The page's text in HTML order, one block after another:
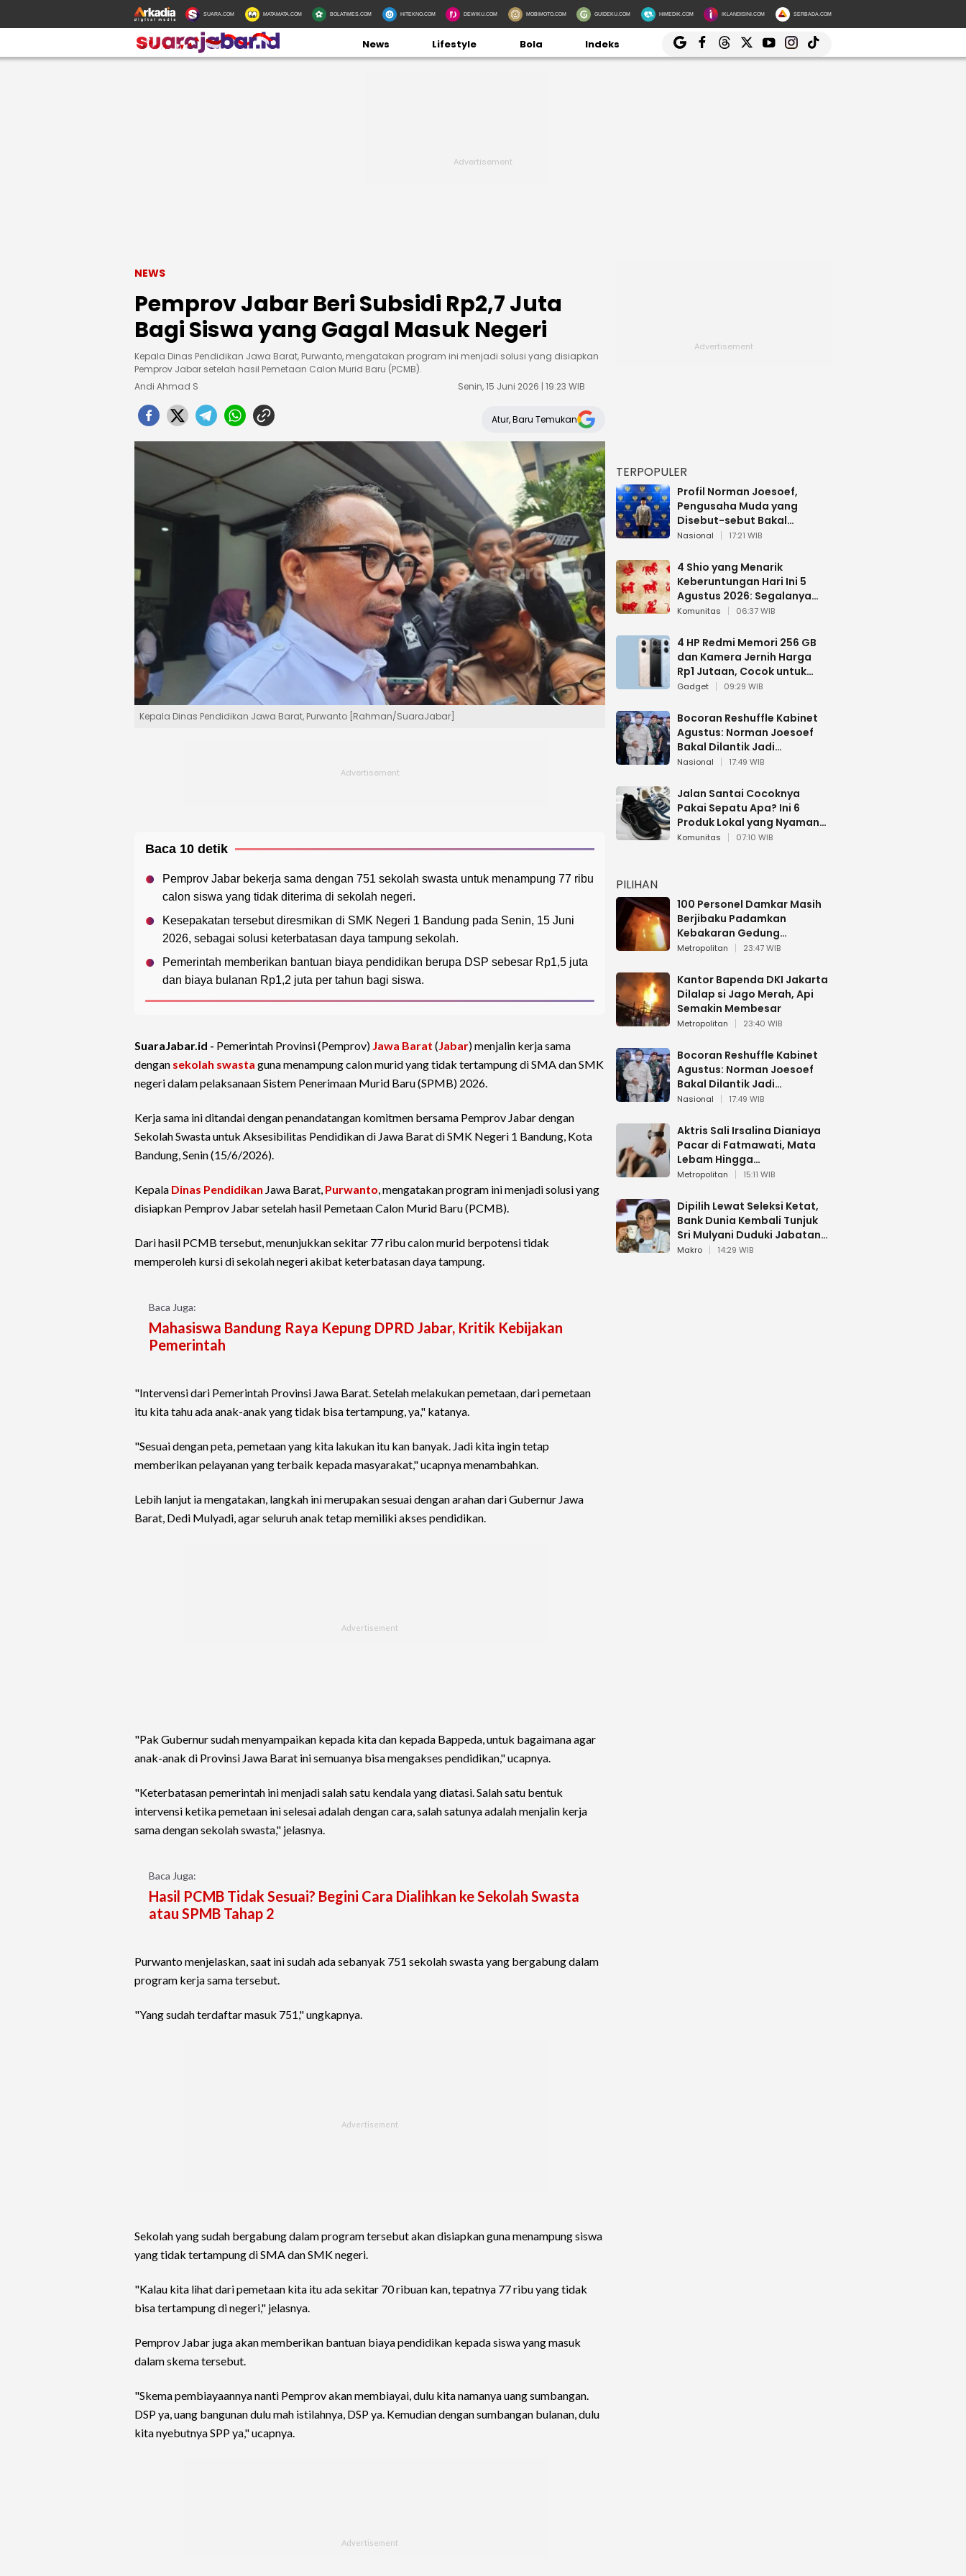
SUARA.COM MATAMATA.COM BOLATIMES.COM HITEKNO.COM DEWIKU.COM MOBIMOTO.COM GUIDEKU.COM HIMEDIK.COM IKLANDISINI.COM SERBADA.COM
News Lifestyle Bola Indeks
NEWS
Pemprov Jabar Beri Subsidi Rp2,7 Juta
Bagi Siswa yang Gagal Masuk Negeri
Kepala Dinas Pendidikan Jawa Barat, Purwanto, mengatakan program ini menjadi solusi yang disiapkan
Pemprov Jabar setelah hasil Pemetaan Calon Murid Baru (PCMB).
Andi Ahmad S
Senin, 15 Juni 2026 | 19:23 WIB
Atur, Baru Temukan
Kepala Dinas Pendidikan Jawa Barat, Purwanto [Rahman/SuaraJabar]
Baca 10 detik
Pemprov Jabar bekerja sama dengan 751 sekolah swasta untuk menampung 77 ribu
calon siswa yang tidak diterima di sekolah negeri.
Kesepakatan tersebut diresmikan di SMK Negeri 1 Bandung pada Senin, 15 Juni
2026, sebagai solusi keterbatasan daya tampung sekolah.
Pemerintah memberikan bantuan biaya pendidikan berupa DSP sebesar Rp1,5 juta
dan biaya bulanan Rp1,2 juta per tahun bagi siswa.
SuaraJabar.id - Pemerintah Provinsi (Pemprov) Jawa Barat (Jabar) menjalin kerja sama
dengan sekolah swasta guna menampung calon murid yang tidak tertampung di SMA dan SMK
negeri dalam pelaksanaan Sistem Penerimaan Murid Baru (SPMB) 2026.
Kerja sama ini ditandai dengan penandatangan komitmen bersama Pemprov Jabar dengan
Sekolah Swasta untuk Aksesibilitas Pendidikan di Jawa Barat di SMK Negeri 1 Bandung, Kota
Bandung, Senin (15/6/2026).
Kepala Dinas Pendidikan Jawa Barat, Purwanto, mengatakan program ini menjadi solusi yang
disiapkan Pemprov Jabar setelah hasil Pemetaan Calon Murid Baru (PCMB).
Dari hasil PCMB tersebut, menunjukkan sekitar 77 ribu calon murid berpotensi tidak
memperoleh kursi di sekolah negeri akibat keterbatasan daya tampung.
Baca Juga:
Mahasiswa Bandung Raya Kepung DPRD Jabar, Kritik Kebijakan
Pemerintah
"Intervensi dari Pemerintah Provinsi Jawa Barat. Setelah melakukan pemetaan, dari pemetaan
itu kita tahu ada anak-anak yang tidak bisa tertampung, ya," katanya.
"Sesuai dengan peta, pemetaan yang kita lakukan itu kan banyak. Jadi kita ingin tetap
memberikan pelayanan yang terbaik kepada masyarakat," ucapnya menambahkan.
Lebih lanjut ia mengatakan, langkah ini merupakan sesuai dengan arahan dari Gubernur Jawa
Barat, Dedi Mulyadi, agar seluruh anak tetap memiliki akses pendidikan.
"Pak Gubernur sudah menyampaikan kepada kita dan kepada Bappeda, untuk bagaimana agar
anak-anak di Provinsi Jawa Barat ini semuanya bisa mengakses pendidikan," ucapnya.
"Keterbatasan pemerintah ini menjadi salah satu kendala yang diatasi. Salah satu bentuk
intervensi ketika pemetaan ini selesai adalah dengan cara, salah satunya adalah menjalin kerja
sama dengan sekolah swasta," jelasnya.
Baca Juga:
Hasil PCMB Tidak Sesuai? Begini Cara Dialihkan ke Sekolah Swasta
atau SPMB Tahap 2
Purwanto menjelaskan, saat ini sudah ada sebanyak 751 sekolah swasta yang bergabung dalam
program kerja sama tersebut.
"Yang sudah terdaftar masuk 751," ungkapnya.
Sekolah yang sudah bergabung dalam program tersebut akan disiapkan guna menampung siswa
yang tidak tertampung di SMA dan SMK negeri.
"Kalau kita lihat dari pemetaan kita itu ada sekitar 70 ribuan kan, tepatnya 77 ribu yang tidak
bisa tertampung di negeri," jelasnya.
Pemprov Jabar juga akan memberikan bantuan biaya pendidikan kepada siswa yang masuk
dalam skema tersebut.
"Skema pembiayaannya nanti Pemprov akan membiayai, dulu kita namanya uang sumbangan.
DSP ya, uang bangunan dulu mah istilahnya, DSP ya. Kemudian dengan sumbangan bulanan, dulu
kita nyebutnya SPP ya," ucapnya.
TERPOPULER
Profil Norman Joesoef,
Pengusaha Muda yang
Disebut-sebut Bakal
Dilantik Jadi Wamenhan RI
Nasional 17:21 WIB
4 Shio yang Menarik
Keberuntungan Hari Ini 5
Agustus 2026: Segalanya
Berjalan Lancar
Komunitas 06:37 WIB
4 HP Redmi Memori 256 GB
dan Kamera Jernih Harga
Rp1 Jutaan, Cocok untuk
Multitasking
Gadget 09:29 WIB
Bocoran Reshuffle Kabinet
Agustus: Norman Joesoef
Bakal Dilantik Jadi
Wamenhan RI
Nasional 17:49 WIB
Jalan Santai Cocoknya
Pakai Sepatu Apa? Ini 6
Produk Lokal yang Nyaman
Buat 17 Agustusan
Komunitas 07:10 WIB
PILIHAN
100 Personel Damkar Masih
Berjibaku Padamkan
Kebakaran Gedung
Bapenda DKI
Metropolitan 23:47 WIB
Kantor Bapenda DKI Jakarta
Dilalap si Jago Merah, Api
Semakin Membesar
Metropolitan 23:40 WIB
Bocoran Reshuffle Kabinet
Agustus: Norman Joesoef
Bakal Dilantik Jadi
Wamenhan RI
Nasional 17:49 WIB
Aktris Sali Irsalina Dianiaya
Pacar di Fatmawati, Mata
Lebam Hingga
Diselamatkan Polantas
Metropolitan 15:11 WIB
Dipilih Lewat Seleksi Ketat,
Bank Dunia Kembali Tunjuk
Sri Mulyani Duduki Jabatan
Strategis
Makro 14:29 WIB